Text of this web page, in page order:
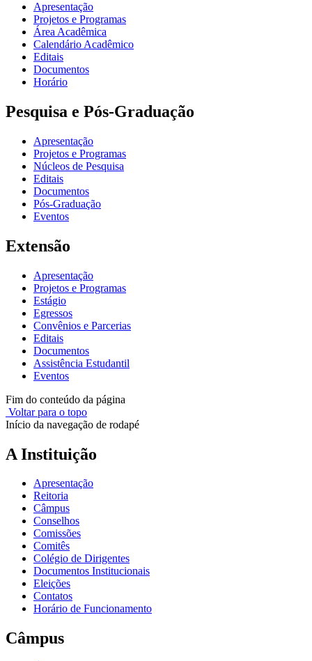
Apresentação
Projetos e Programas
Área Acadêmica
Calendário Acadêmico
Editais
Documentos
Horário
Pesquisa e Pós-Graduação
Apresentação
Projetos e Programas
Núcleos de Pesquisa
Editais
Documentos
Pós-Graduação
Eventos
Extensão
Apresentação
Projetos e Programas
Estágio
Egressos
Convênios e Parcerias
Editais
Documentos
Assistência Estudantil
Eventos
Fim do conteúdo da página
Voltar para o topo
Início da navegação de rodapé
A Instituição
Apresentação
Reitoria
Câmpus
Conselhos
Comissões
Comitês
Colégio de Dirigentes
Documentos Institucionais
Eleições
Contatos
Horário de Funcionamento
Câmpus